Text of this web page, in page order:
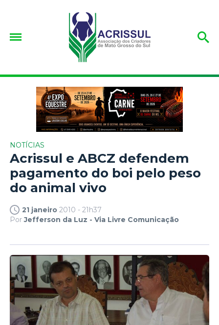
NOTÍCIAS
Acrissul e ABCZ defendem
pagamento do boi pelo peso
do animal vivo
21 janeiro 2010 - 21h37
PorJefferson da Luz - Via Livre Comunicação